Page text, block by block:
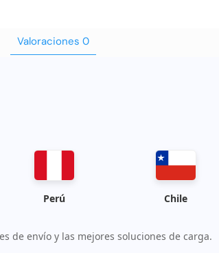
Valoraciones 0
Perú Chile
de envío y las mejores soluciones de carga.